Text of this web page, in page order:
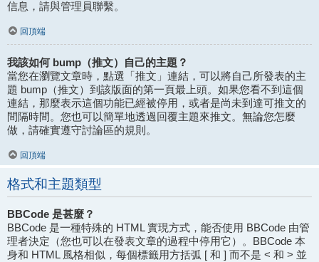
信息，請與管理員聯繫。
回頂端
我該如何 bump（推文）自己的主題？
當您在瀏覽文章時，點選「推文」連結，可以將自己所發表的主
題 bump（推文）到該版面的第一頁最上頭。如果您看不到這個
連結，那麼表示這個功能已經被停用，或者是尚未到達可推文的
間隔時間。您也可以簡單地透過回覆主題來推文。無論您怎麼
做，請確實遵守討論區的規則。
回頂端
格式和主題類型
BBCode 是甚麼？
BBCode 是一種特殊的 HTML 實現方式，能否使用 BBCode 由管
理者決定（您也可以在發表文章的過程中停用它）。BBCode 本
身和 HTML 風格相似，每個標籤用方括弧 [ 和 ] 而不是 < 和 > 並